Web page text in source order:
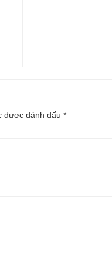
được đánh dấu *